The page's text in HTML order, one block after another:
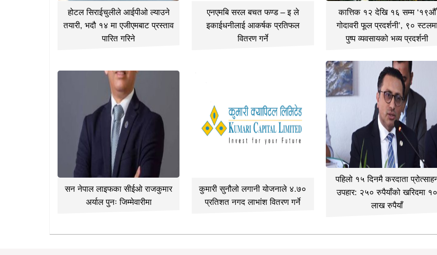
होटल सिराईचुलीले आईपीओ ल्याउने
तयारी, भदौ १४ मा एजीएमबाट प्रस्ताव
पारित गरिने
एनएमबि सरल बचत फण्ड – इ ले
इकाईधनीलाई आकर्षक प्रतिफल
वितरण गर्ने
कात्तिक १२ देखि १६ सम्म ‘१९औँ
गोदावरी फूल प्रदर्शनी’, ९०
पुष्प व्यवसायको भव्य प्रदर्शनी
सन नेपाल लाइफका सीईओ राजकुमार
अर्याल पुनः जिम्मेवारीमा
कुमारी सुनौलो लगानी योजनाले ४.७०
प्रतिशत नगद लाभांश वितरण गर्ने
पहिलो १५ दिनमै करदाता
उपहार: २५० रुपैयाँको खरिदमा
लाख रुपैयाँ